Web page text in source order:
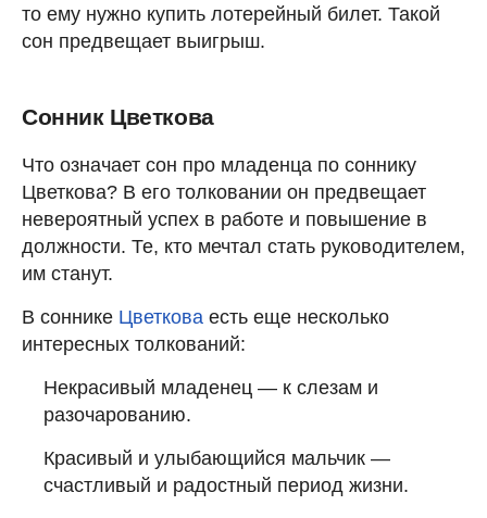
то ему нужно купить лотерейный билет. Такой
сон предвещает выигрыш.
Сонник Цветкова
Что означает сон про младенца по соннику
Цветкова? В его толковании он предвещает
невероятный успех в работе и повышение в
должности. Те, кто мечтал стать руководителем,
им станут.
В соннике Цветкова есть еще несколько
интересных толкований:
Некрасивый младенец — к слезам и
разочарованию.
Красивый и улыбающийся мальчик —
счастливый и радостный период жизни.